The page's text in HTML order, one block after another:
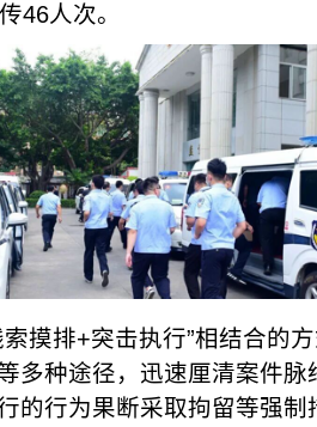
46人次。
摸排+突击执行”相结合的
多种途径，迅速厘清案件
的行为果断采取拘留等强